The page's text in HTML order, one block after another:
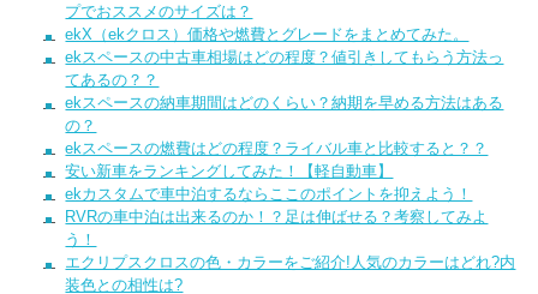
プでおススメのサイズは？
ekX（ekクロス）価格や燃費とグレードをまとめてみた。
ekスペースの中古車相場はどの程度？値引きしてもらう方法っ
てあるの？？
ekスペースの納車期間はどのくらい？納期を早める方法はある
の？
ekスペースの燃費はどの程度？ライバル車と比較すると？？
安い新車をランキングしてみた！【軽自動車】
ekカスタムで車中泊するならここのポイントを抑えよう！
RVRの車中泊は出来るのか！？足は伸ばせる？考察してみよ
う！
エクリプスクロスの色・カラーをご紹介!人気のカラーはどれ?内
装色との相性は?